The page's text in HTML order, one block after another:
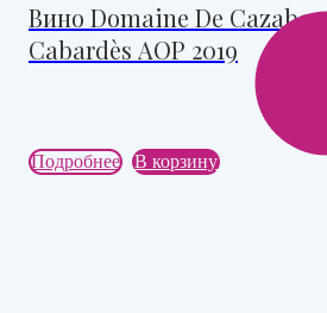
Вино Domaine De Cazaban
Cabardès AOP 2019
Подробнее В корзину